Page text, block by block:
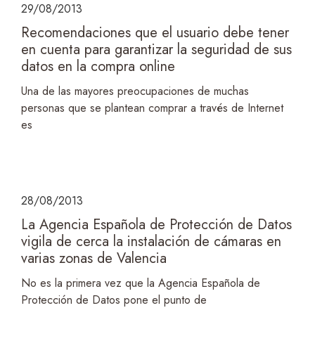
29/08/2013
Recomendaciones que el usuario debe tener
en cuenta para garantizar la seguridad de sus
datos en la compra online
Una de las mayores preocupaciones de muchas
personas que se plantean comprar a través de Internet
es
28/08/2013
La Agencia Española de Protección de Datos
vigila de cerca la instalación de cámaras en
varias zonas de Valencia
No es la primera vez que la Agencia Española de
Protección de Datos pone el punto de